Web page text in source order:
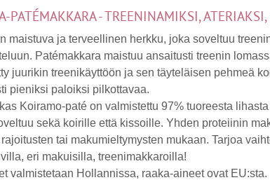
PATÉMAKKARA - TREENINAMIKSI,
maistuva ja terveellinen herkku, joka soveltuu
Patémakkara maistuu ansaitusti treenin
juurikin treenikäyttöön ja sen täyteläisen pehmeä
pieniksi paloiksi pilkottavaa.
Koiramo-paté on valmistettu 97% tuoreesta
sekä koirille että kissoille. Yhden proteiinin
tai makumieltymysten mukaan. Tarjoa
eri makuisilla, treenimakkaroilla!
valmistetaan Hollannissa, raaka-aineet ovat EU:sta.